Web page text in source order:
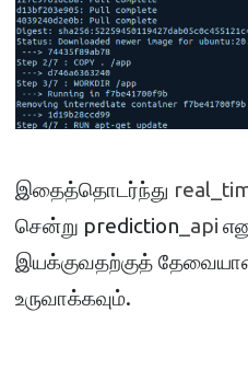
இதைத்தொடர்ந்து
சென்று prediction _api
இயக்குவதற்குத்
உருவாக்கவும்.